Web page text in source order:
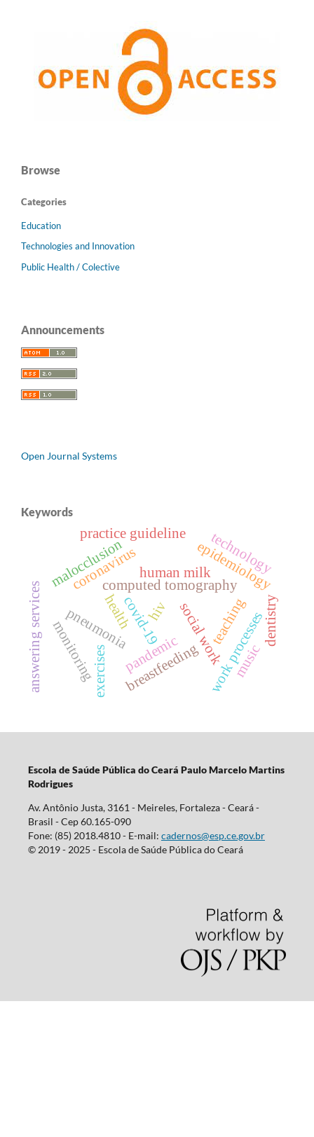
Browse
Categories
Education
Technologies and Innovation
Public Health / Colective
Announcements
Open Journal Systems
Keywords
coronavirus
covid-19
computed tomography
pneumonia social work
health work processes
pandemic
breastfeeding
human milk
monitoring teaching dentistry
malocclusion epidemiology
technology
answering services
practice guideline
exercises
hiv
music
Escola de Saúde Pública do Ceará Paulo Marcelo Martins
Rodrigues
Av. Antônio Justa, 3161 - Meireles, Fortaleza - Ceará -
Brasil - Cep 60.165-090
Fone: (85) 2018.4810 - E-mail: cadernos@esp.ce.gov.br
© 2019 - 2025 - Escola de Saúde Pública do Ceará